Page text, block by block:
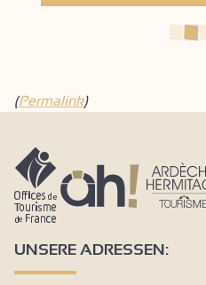
(Permalink)
UNSERE ADRESSEN: